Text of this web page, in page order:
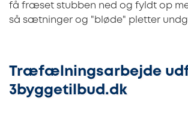
få fræset stubben ned og fyldt op
så sætninger og "bløde" pletter
Træfælningsarbejde
3byggetilbud.dk